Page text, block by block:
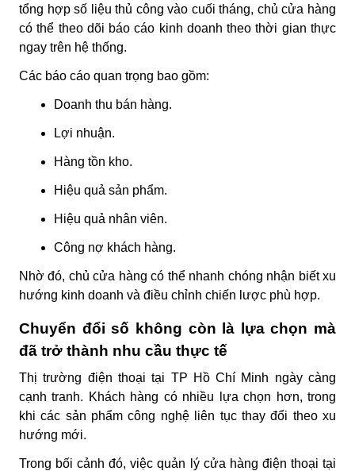
tổng hợp số liệu thủ công vào cuối tháng, chủ cửa hàng
có thể theo dõi báo cáo kinh doanh theo thời gian thực
ngay trên hệ thống.
Các báo cáo quan trọng bao gồm:
Doanh thu bán hàng.
Lợi nhuận.
Hàng tồn kho.
Hiệu quả sản phẩm.
Hiệu quả nhân viên.
Công nợ khách hàng.
Nhờ đó, chủ cửa hàng có thể nhanh chóng nhận biết xu
hướng kinh doanh và điều chỉnh chiến lược phù hợp.
Chuyển đổi số không còn là lựa chọn mà
đã trở thành nhu cầu thực tế
Thị trường điện thoại tại TP Hồ Chí Minh ngày càng
cạnh tranh. Khách hàng có nhiều lựa chọn hơn, trong
khi các sản phẩm công nghệ liên tục thay đổi theo xu
hướng mới.
Trong bối cảnh đó, việc quản lý cửa hàng điện thoại tại